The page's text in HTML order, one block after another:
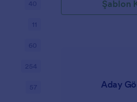
Şablon
Aday
40
11
60
254
57